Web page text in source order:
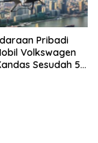
Pribadi
Volkswagen
Sesudah 5